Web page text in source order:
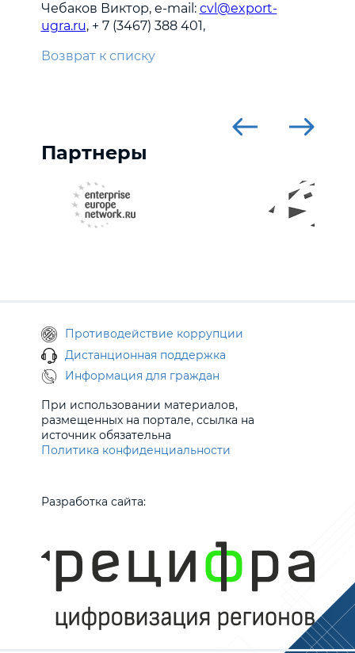
Чебаков Виктор, e-mail: cvl@export-
ugra.ru, + 7 (3467) 388 401,
Возврат к списку
Партнеры
Противодействие коррупции
Дистанционная поддержка
Информация для граждан
При использовании материалов,
размещенных на портале, ссылка на
источник обязательна
Политика конфиденциальности
Разработка сайта: